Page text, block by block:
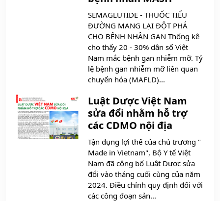
SEMAGLUTIDE - THUỐC TIỂU
ĐƯỜNG MANG LẠI ĐỘT PHÁ
CHO BỆNH NHÂN GAN Thống kê
cho thấy 20 - 30% dân số Việt
Nam mắc bệnh gan nhiễm mỡ. Tỷ
lệ bệnh gan nhiễm mỡ liên quan
chuyển hóa (MAFLD)...
Luật Dược Việt Nam
sửa đổi nhằm hỗ trợ
các CDMO nội địa
Tận dụng lợi thế của chủ trương "
Made in Vietnam", Bộ Y tế Việt
Nam đã công bố Luật Dược sửa
đổi vào tháng cuối cùng của năm
2024. Điều chỉnh quy định đối với
các công đoạn sản...